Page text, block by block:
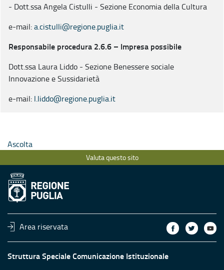
- Dott.ssa Angela Cistulli - Sezione Economia della Cultura
e-mail:a.cistulli@regione.puglia.it
Responsabile procedura 2.6.6 – Impresa possibile
Dott.ssa Laura Liddo - Sezione Benessere sociale
Innovazione e Sussidarietà
e-mail: l.liddo@regione.puglia.it
Ascolta
Valuta questo sito
Area riservata
Struttura Speciale Comunicazione Istituzionale